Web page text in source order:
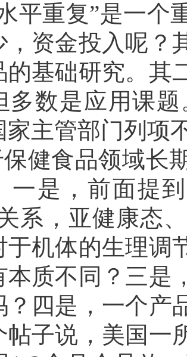
平重复”是一个
，资金投入呢？
的基础研究。其
多数是应用课
家主管部门列项
保健食品领域长
一是，前面提
系，亚健康态
于机体的生理调
本质不同？三是
？四是，一个产
帖子说，美国一